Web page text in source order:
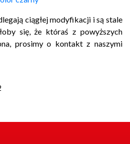
ciągłej modyfikacji i są stale
się, że któraś z powyższych
prosimy o kontakt z naszymi